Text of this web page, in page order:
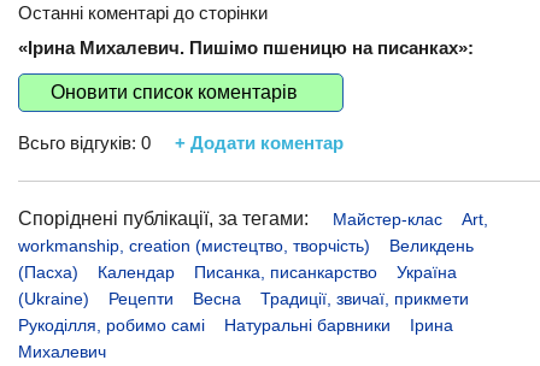
Останні коментарі до сторінки
«Ірина Михалевич. Пишімо пшеницю на писанках»:
Оновити список коментарів
Всьго відгуків: 0 + Додати коментар
Споріднені публікації, за тегами: Майстер-клас
Art,
workmanship, creation (мистецтво, творчість)
Великдень
(Пасха)
Календар Писанка, писанкарство
Україна
(Ukraine)
Рецепти Весна
Традиції, звичаї, прикмети
Рукоділля, робимо самі
Натуральні барвники
Ірина
Михалевич